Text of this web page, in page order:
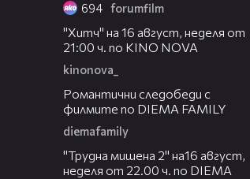
694 forumfilm
"Хитч" на 16 август, неделя от
21:00 ч. по KINO NOVA
kinonova_
Романтични следобеди с
филмите по DIEMA FAMILY
diemafamily
"Трудна мишена 2" на16 август,
неделя от 22.00 ч. по DIEMA